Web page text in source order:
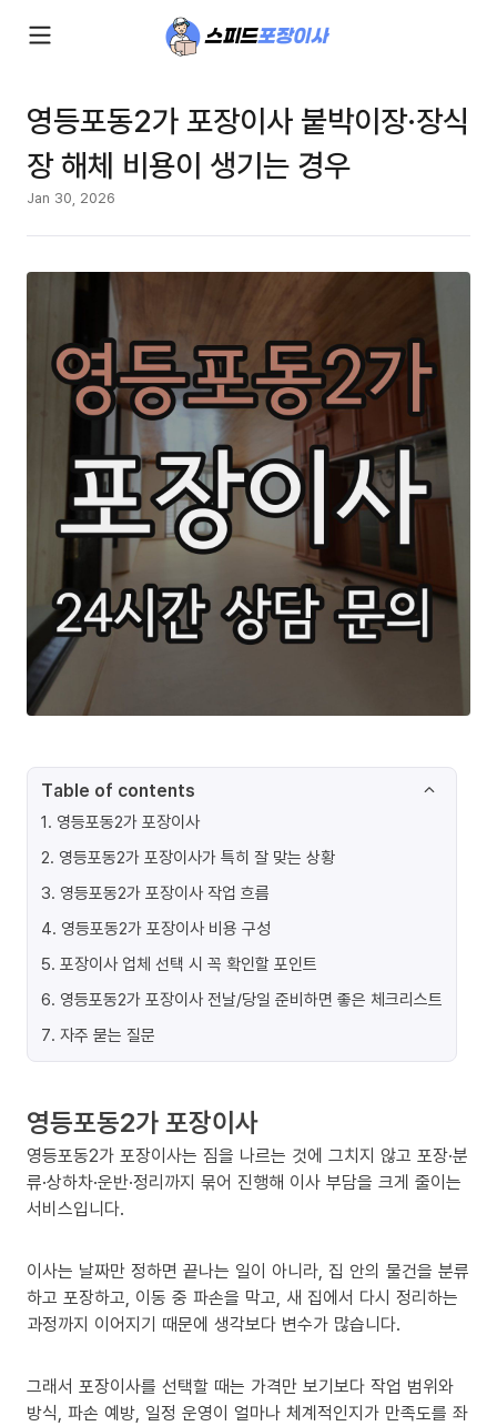
영등포동2가 포장이사 붙박이장·장식
장 해체 비용이 생기는 경우
Jan 30, 2026
Table of contents
1. 영등포동2가 포장이사
2. 영등포동2가 포장이사가 특히 잘 맞는 상황
3. 영등포동2가 포장이사 작업 흐름
4. 영등포동2가 포장이사 비용 구성
5. 포장이사 업체 선택 시 꼭 확인할 포인트
6. 영등포동2가 포장이사 전날/당일 준비하면 좋은 체크리스트
7. 자주 묻는 질문
영등포동2가 포장이사
영등포동2가 포장이사는 짐을 나르는 것에 그치지 않고 포장·분
류·상하차·운반·정리까지 묶어 진행해 이사 부담을 크게 줄이는
서비스입니다.
이사는 날짜만 정하면 끝나는 일이 아니라, 집 안의 물건을 분류
하고 포장하고, 이동 중 파손을 막고, 새 집에서 다시 정리하는
과정까지 이어지기 때문에 생각보다 변수가 많습니다.
그래서 포장이사를 선택할 때는 가격만 보기보다 작업 범위와
방식, 파손 예방, 일정 운영이 얼마나 체계적인지가 만족도를 좌